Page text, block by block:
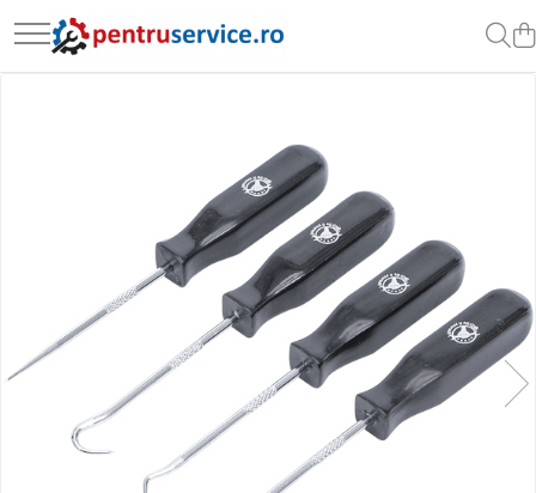
Toate Produsele
Scule Speciale pentru Camion
Scule speciale pentru electrice
Extractoare, Injectoare, Rulmenti
Tinichigerie, Caroserie
Sistem de racire, incalzire, aer
conditionat
Unelte de Motor si accesorii
Scule Speciale pentru atelier